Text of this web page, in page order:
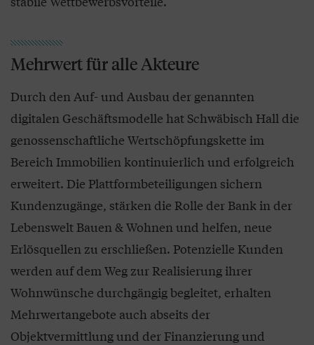
Mehrwert für alle Akteure
Durch den Auf- und Ausbau der genannten
digitalen Geschäftsmodelle hat Schwäbisch Hall die
genossenschaftliche Wertschöpfungskette im
Bereich Immobilien kontinuierlich und erfolgreich
erweitert. Die Plattformbeteiligungen sichern
Kundenzugänge, stärken die Rolle der Bank in der
Lebenswelt Bauen & Wohnen und helfen, neue
Erlösquellen zu erschließen. Potenzielle Kunden
werden auf dem Weg zur Realisierung ihrer
Wohnwünsche durchgängig begleitet, erhalten
Mehrwertangebote auch abseits der
Objektvermittlung und der Finanzierung und